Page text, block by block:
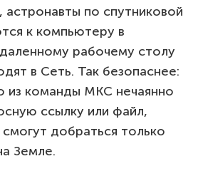
астронавты по спутниковой
к компьютеру в
рабочему столу
в Сеть. Так безопаснее:
из команды МКС нечаянно
ссылку или файл,
добраться только
Земле.